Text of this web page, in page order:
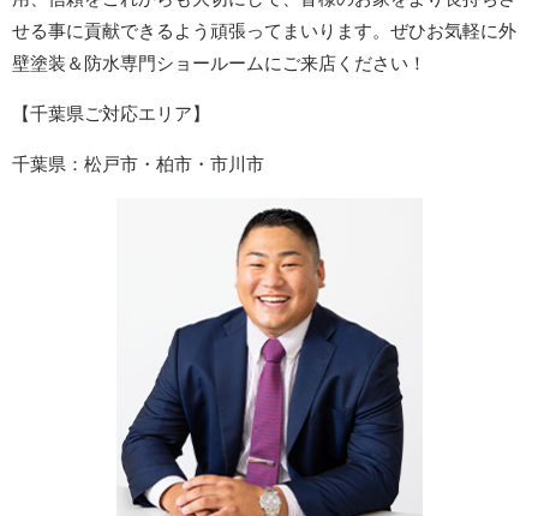
せる事に貢献できるよう頑張ってまいります。ぜひお気軽に外
壁塗装＆防水専門ショールームにご来店ください！
【千葉県ご対応エリア】
千葉県：松戸市・柏市・市川市